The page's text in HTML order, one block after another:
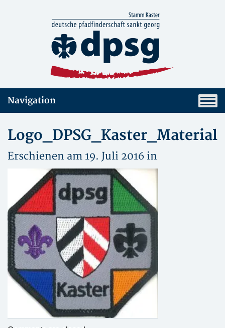
Navigation
Logo_DPSG_Kaster_Material
Erschienen am 19. Juli 2016 in